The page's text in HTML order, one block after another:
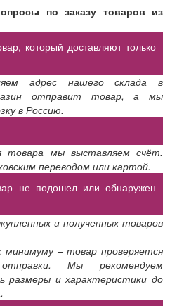
по заказу товаров из
который доставляют только
адрес нашего склада в
отправит товар, а мы
в Россию.
товара мы выставляем счёт.
переводом или картой.
не подошел или обнаружен
и полученных товаров
минимуму – товар проверяется
Мы рекомендуем
размеры и характеристики до